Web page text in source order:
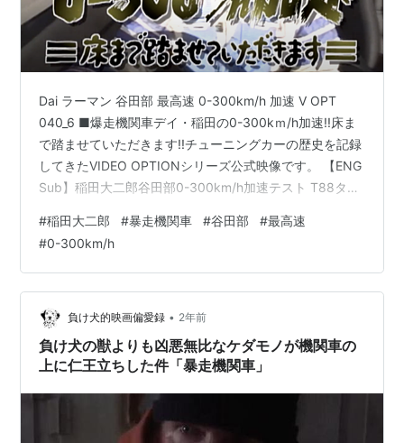
Dai ラーマン 谷田部 最高速 0-300km/h 加速 V OPT
040_6 ■爆走機関車デイ・稲田の0-300kｍ/h加速!!床ま
で踏ませていただきます!!チューニングカーの歴史を記録
してきたVIDEO OPTIONシリーズ公式映像です。 【ENG
Sub】稲田大二郎谷田部0-300km/h加速テスト T88ター
イムテスト。今回はトラストで扱う最大のT88タービン
装着車の特集。1回目はハーフウエットで記録はいまいち
伸びなかったが、2回目の路面はドライ。R33GT-Rのト
ップシークレット、トップフューエル、RSヤマモト、…
#稲田大二郎 #暴走機関車 #谷田部 #最高速
#0-300km/h
負け犬的映画偏愛録 • 2年前
負け犬の獣よりも凶悪無比なケダモノが機関車の
上に仁王立ちした件「暴走機関車」